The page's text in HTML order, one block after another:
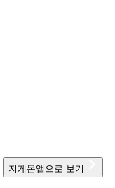
지게몬앱으로 보기